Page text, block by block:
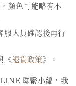
顏色可能略有不
服人員確認後再行
《退貨政策》。
聯繫小編，我